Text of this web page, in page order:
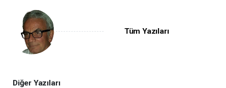
Tüm Yazıları
Diğer Yazıları